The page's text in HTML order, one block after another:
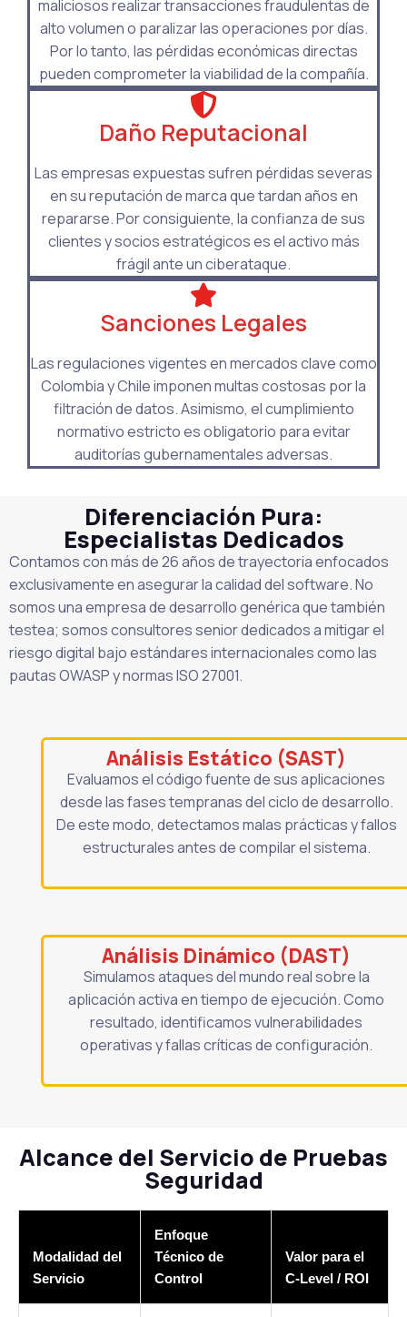
maliciosos realizar transacciones fraudulentas de
alto volumen o paralizar las operaciones por días.
Por lo tanto, las pérdidas económicas directas
pueden comprometer la viabilidad de la compañía.
Daño Reputacional
Las empresas expuestas sufren pérdidas severas
en su reputación de marca que tardan años en
repararse. Por consiguiente, la confianza de sus
clientes y socios estratégicos es el activo más
frágil ante un ciberataque.
Sanciones Legales
Las regulaciones vigentes en mercados clave como
Colombia y Chile imponen multas costosas por la
filtración de datos. Asimismo, el cumplimiento
normativo estricto es obligatorio para evitar
auditorías gubernamentales adversas.
Diferenciación Pura:
Especialistas Dedicados
Contamos con más de 26 años de trayectoria enfocados
exclusivamente en asegurar la calidad del software. No
somos una empresa de desarrollo genérica que también
testea; somos consultores senior dedicados a mitigar el
riesgo digital bajo estándares internacionales como las
pautas OWASP y normas ISO 27001.
Análisis Estático (SAST)
Evaluamos el código fuente de sus aplicaciones
desde las fases tempranas del ciclo de desarrollo.
De este modo, detectamos malas prácticas y fallos
estructurales antes de compilar el sistema.
Análisis Dinámico (DAST)
Simulamos ataques del mundo real sobre la
aplicación activa en tiempo de ejecución. Como
resultado, identificamos vulnerabilidades
operativas y fallas críticas de configuración.
Alcance del Servicio de Pruebas
Seguridad
Modalidad del
Servicio
Enfoque
Técnico de
Control
Valor para el
C-Level / ROI